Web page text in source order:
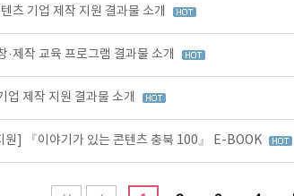
츠 기업 제작 지원 결과물 소개
제작 교육 프로그램 결과물 소개
제작 지원 결과물 소개
원] 『이야기가 있는 콘텐츠 충북 100』 E-BOOK